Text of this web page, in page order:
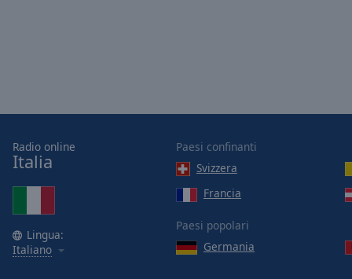
window.
Radio online
Italia
Lingua:
Italiano
Paesi confinanti
Svizzera
Francia
Paesi popolari
Germania